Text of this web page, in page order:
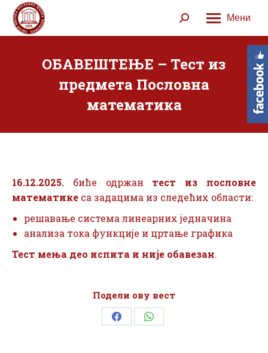
Мени
Search:
ОБАВЕШТЕЊЕ – Тест из
предмета Пословна
математика
16.12.2025. биће одржан тест из пословне
математике са задацима из следећих области:
решавање система линеарних једначина
анализа тока функције и цртање графика
Тест мења део испита и није обавезан.
Подели ову вест
Share Share